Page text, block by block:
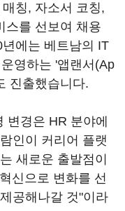
칭, 자소서 코칭,
스를 선보여 채용
에는 베트남의 IT
영하는 '앱랜서(Ap
진출했습니다.
변경은 HR 분야에
인이 커리어 플랫
새로운 출발점이
신으로 변화를 선
공해나갈 것"이라